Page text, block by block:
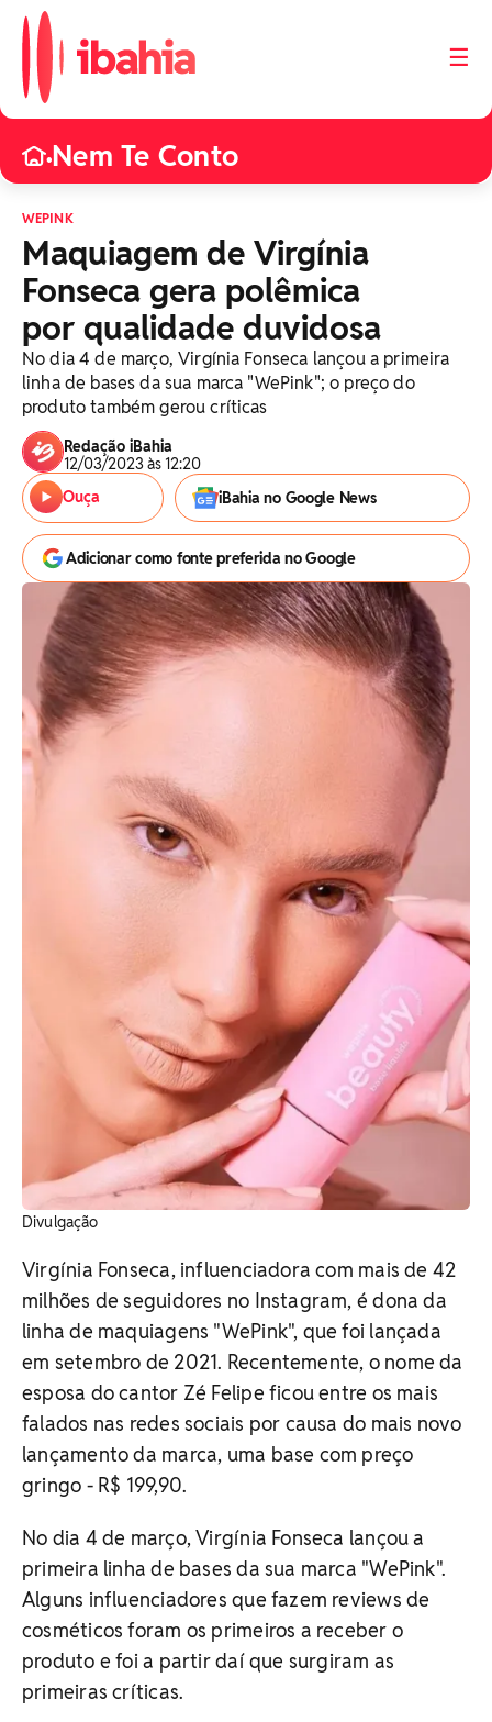
☰
•Nem Te Conto
WEPINK
Maquiagem de Virgínia
Fonseca gera polêmica
por qualidade duvidosa
No dia 4 de março, Virgínia Fonseca lançou a primeira
linha de bases da sua marca "WePink"; o preço do
produto também gerou críticas
Redação iBahia
12/03/2023 às 12:20
Ouça
iBahia no Google News
Adicionar como fonte preferida no Google
Divulgação
Virgínia Fonseca, influenciadora com mais de 42
milhões de seguidores no Instagram, é dona da
linha de maquiagens "WePink", que foi lançada
em setembro de 2021. Recentemente, o nome da
esposa do cantor Zé Felipe ficou entre os mais
falados nas redes sociais por causa do mais novo
lançamento da marca, uma base com preço
gringo - R$ 199,90.
No dia 4 de março, Virgínia Fonseca lançou a
primeira linha de bases da sua marca "WePink".
Alguns influenciadores que fazem reviews de
cosméticos foram os primeiros a receber o
produto e foi a partir daí que surgiram as
primeiras críticas.